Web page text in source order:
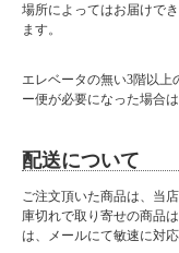
場所によってはお届けで
ます。
エレベータの無い3階以上
ー便が必要になった場合
配送について
ご注文頂いた商品は、当
庫切れで取り寄せの商品
は、メールにて敏速に対